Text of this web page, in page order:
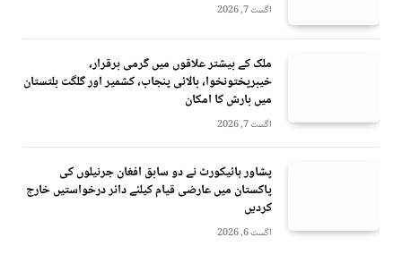
اگست 7, 2026
ملک کے بیشتر علاقوں میں گرمی برقرار،
خیبرپختونخوا، بالائی پنجاب، کشمیر اور گلگت بلتستان
میں بارش کا امکان
اگست 7, 2026
پشاور ہائیکورٹ نے دو سابق افغان جرنیلوں کی
پاکستان میں عارضی قیام کیلئے دائر درخواستیں خارج
کردیں
اگست 6, 2026